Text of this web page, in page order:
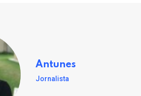
Antunes
Jornalista